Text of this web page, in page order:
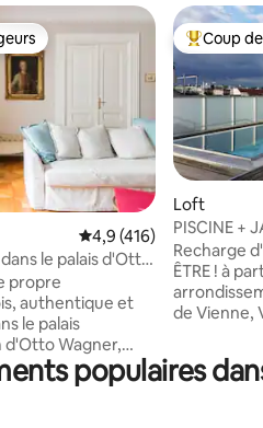
Évaluation moyenne
4,9 (416)
le palais d'Otto
propre
authentique et
le palais
d'Otto Wagner,
et l'hôtel de ville.
de
Coups de
Coup
Loft
PISCINE +
SAUNA !
Recharge
ÊTRE ! à partir de 1 jour, 8 e
de Vienne,
bureau à
lumière,
espace
populaires